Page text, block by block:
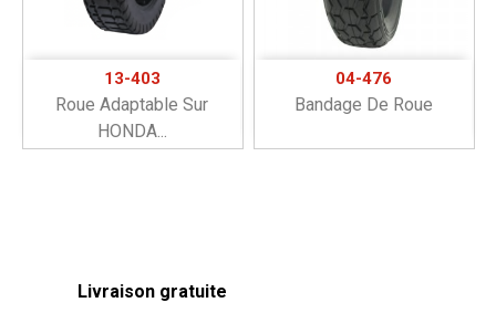
13-403
Roue Adaptable Sur
HONDA...
04-476
Bandage De Roue
Livraison gratuite